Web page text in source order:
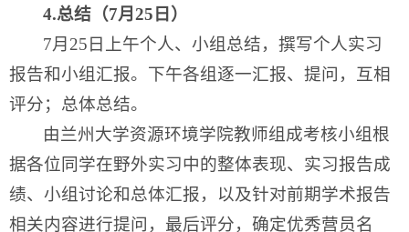
4.总结（7月25日）
7月25日上午个人、小组总结，撰写个人实习
报告和小组汇报。下午各组逐一汇报、提问，互相
评分；总体总结。
由兰州大学资源环境学院教师组成考核小组根
据各位同学在野外实习中的整体表现、实习报告成
绩、小组讨论和总体汇报，以及针对前期学术报告
相关内容进行提问，最后评分，确定优秀营员名